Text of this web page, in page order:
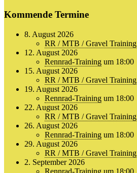
Kommende Termine
8. August 2026
RR / MTB / Gravel Training
12. August 2026
Rennrad-Training um 18:00
15. August 2026
RR / MTB / Gravel Training
19. August 2026
Rennrad-Training um 18:00
22. August 2026
RR / MTB / Gravel Training
26. August 2026
Rennrad-Training um 18:00
29. August 2026
RR / MTB / Gravel Training
2. September 2026
Rennrad-Training um 18:00